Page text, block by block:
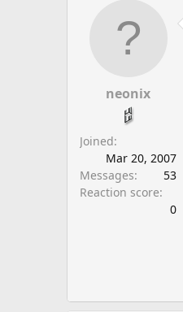
neonix
Joined
Mar 20, 2007
Messages
53
Reaction score
0